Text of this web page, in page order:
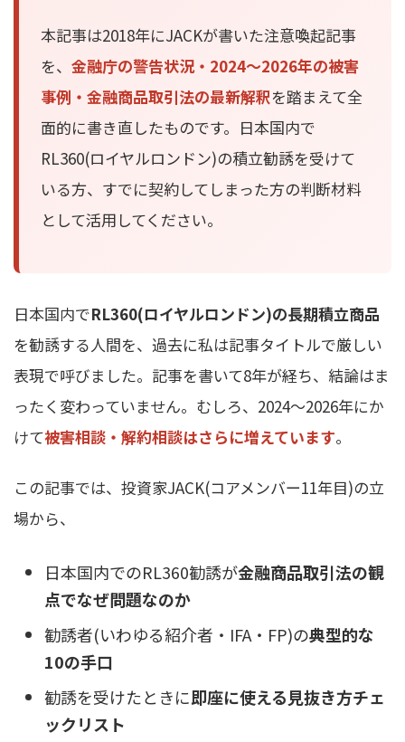
本記事は2018年にJACKが書いた注意喚起記事
を、 金融庁の警告状況・2024〜2026年の被害
事例・金融商品取引法の最新解釈を踏まえて全
面的に書き直したものです。日本国内で
RL360(ロイヤルロンドン)の積立勧誘を受けて
いる方、すでに契約してしまった方の判断材料
として活用してください。
日本国内でRL360(ロイヤルロンドン)の長期積立商品
を勧誘する人間を、過去に私は記事タイトルで厳しい
表現で呼びました。記事を書いて8年が経ち、結論はま
ったく変わっていません。むしろ、2024〜2026年にか
けて被害相談・解約相談はさらに増えています。
この記事では、投資家JACK(コアメンバー11年目)の立
場から、
日本国内でのRL360勧誘が金融商品取引法の観
点でなぜ問題なのか
勧誘者(いわゆる紹介者・IFA・FP)の典型的な
10の手口
勧誘を受けたときに即座に使える見抜き方チェ
ックリスト